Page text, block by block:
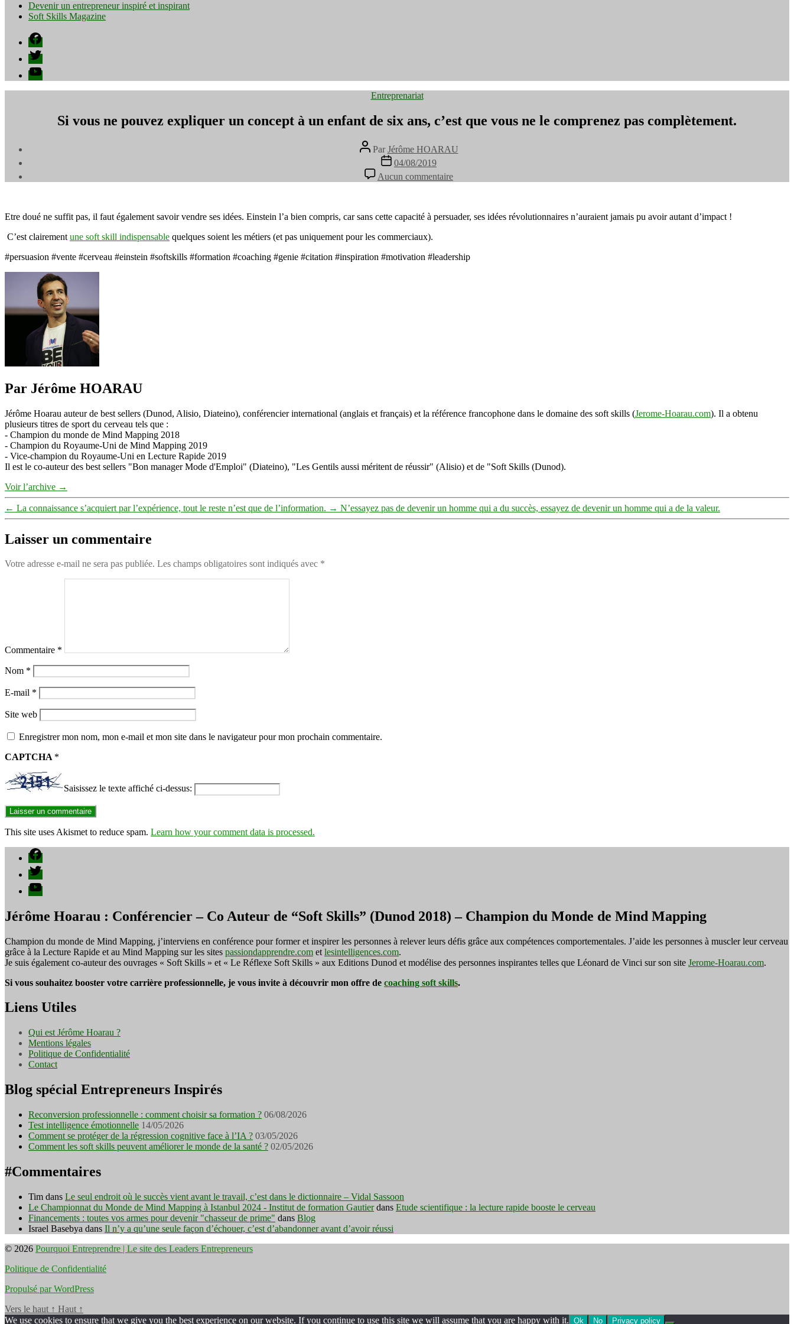
Devenir un entrepreneur inspiré et inspirant
Soft Skills Magazine
Facebook
Twitter
YouTube
Catégories
Entreprenariat
Si vous ne pouvez expliquer un concept à un enfant de six ans, c’est que vous ne le comprenez pas complètement.
Auteur
de
l’article
Par Jérôme HOARAU
Date
l’article
04/08/2019
Aucun commentaire
Si
pouvez
à
Etre doué ne suffit pas, il faut également savoir vendre ses idées. Einstein l’a bien compris, car sans cette capacité à persuader, ses idées révolutionnaires n’auraient jamais pu avoir autant d’impact !⁠
C’est clairement une soft skill indispensable quelques soient les métiers (et pas uniquement pour les commerciaux).⁠
#persuasion #vente #cerveau #einstein #softskills #formation #coaching #genie ⁠#citation #inspiration #motivation #leadership⁠
Par Jérôme HOARAU
Jérôme Hoarau auteur de best sellers (Dunod, Alisio, Diateino), conférencier international (anglais et français) et la référence francophone dans le domaine des soft skills (Jerome-Hoarau.com). Il a obtenu
plusieurs titres de sport du cerveau tels que :
- Champion du monde de Mind Mapping 2018
- Champion du Royaume-Uni de Mind Mapping 2019
- Vice-champion du Royaume-Uni en Lecture Rapide 2019
Il est le co-auteur des best sellers "Bon manager Mode d'Emploi" (Diateino), "Les Gentils aussi méritent de réussir" (Alisio) et de "Soft Skills (Dunod).
Voir l’archive →
← La connaissance s’acquiert par l’expérience, tout le reste n’est que de l’information. → N’essayez pas de devenir un homme qui a du succès, essayez de devenir un homme qui a de la valeur.
Laisser un commentaire
Votre adresse e-mail ne sera pas publiée. Les champs obligatoires sont indiqués avec *
Commentaire *
Nom *
E-mail *
Site web
Enregistrer mon nom, mon e-mail et mon site dans le navigateur pour mon prochain commentaire.
CAPTCHA *
Saisissez le texte affiché ci-dessus:
This site uses Akismet to reduce spam. Learn how your comment data is processed.
Facebook
Twitter
YouTube
Jérôme Hoarau : Conférencier – Co Auteur de “Soft Skills” (Dunod 2018) – Champion du Monde de Mind Mapping
Champion du monde de Mind Mapping, j’interviens en conférence pour former et inspirer les personnes à relever leurs défis grâce aux compétences comportementales. J’aide les personnes à muscler leur cerveau
grâce à la Lecture Rapide et au Mind Mapping sur les sites passiondapprendre.com et lesintelligences.com.
Je suis également co-auteur des ouvrages « Soft Skills » et « Le Réflexe Soft Skills » aux Editions Dunod et modélise des personnes inspirantes telles que Léonard de Vinci sur son site Jerome-Hoarau.com.
Si vous souhaitez booster votre carrière professionnelle, je vous invite à découvrir mon offre de coaching soft skills.
Liens Utiles
Qui est Jérôme Hoarau ?
Mentions légales
Politique de Confidentialité
Contact
Blog spécial Entrepreneurs Inspirés
Reconversion professionnelle : comment choisir sa formation ? 06/08/2026
Test intelligence émotionnelle 14/05/2026
Comment se protéger de la régression cognitive face à l’IA ? 03/05/2026
Comment les soft skills peuvent améliorer le monde de la santé ? 02/05/2026
#Commentaires
Tim dans Le seul endroit où le succès vient avant le travail, c’est dans le dictionnaire – Vidal Sassoon
Le Championnat du Monde de Mind Mapping à Istanbul 2024 - Institut de formation Gautierdans Etude scientifique : la lecture rapide booste le cerveau
Financements : toutes vos armes pour devenir "chasseur de prime" dans Blog
Israel Basebya dans Il n’y a qu’une seule façon d’échouer, c’est d’abandonner avant d’avoir réussi
© 2026 Pourquoi Entreprendre | Le site des Leaders Entrepreneurs
Politique de Confidentialité
Propulsé par WordPress
Vers le haut ↑ Haut ↑
We use cookies to ensure that we give you the best experience on our website. If you continue to use this site we will assume that you are happy with it. Ok No Privacy policy